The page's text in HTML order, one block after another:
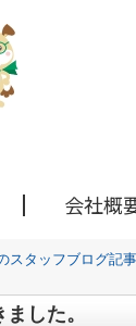
会社概
タッフブログ記
した。